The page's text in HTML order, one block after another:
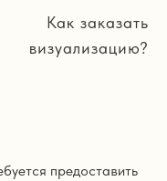
Как заказать
визуализацию?
предоставить